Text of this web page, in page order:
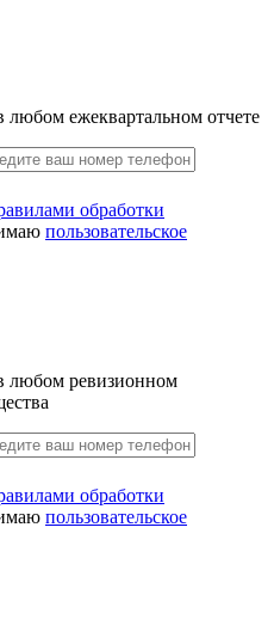
любом ежеквартальном отчете
обработки
пользовательское
любом ревизионном
обработки
пользовательское